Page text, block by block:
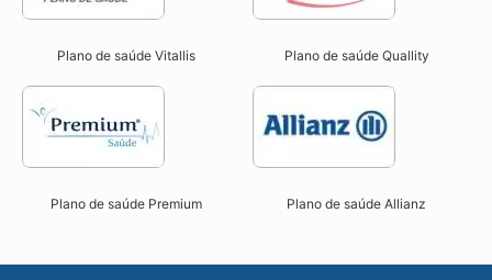
Plano de saúde Vitallis Plano de saúde Quallity
Plano de saúde Premium Plano de saúde Allianz